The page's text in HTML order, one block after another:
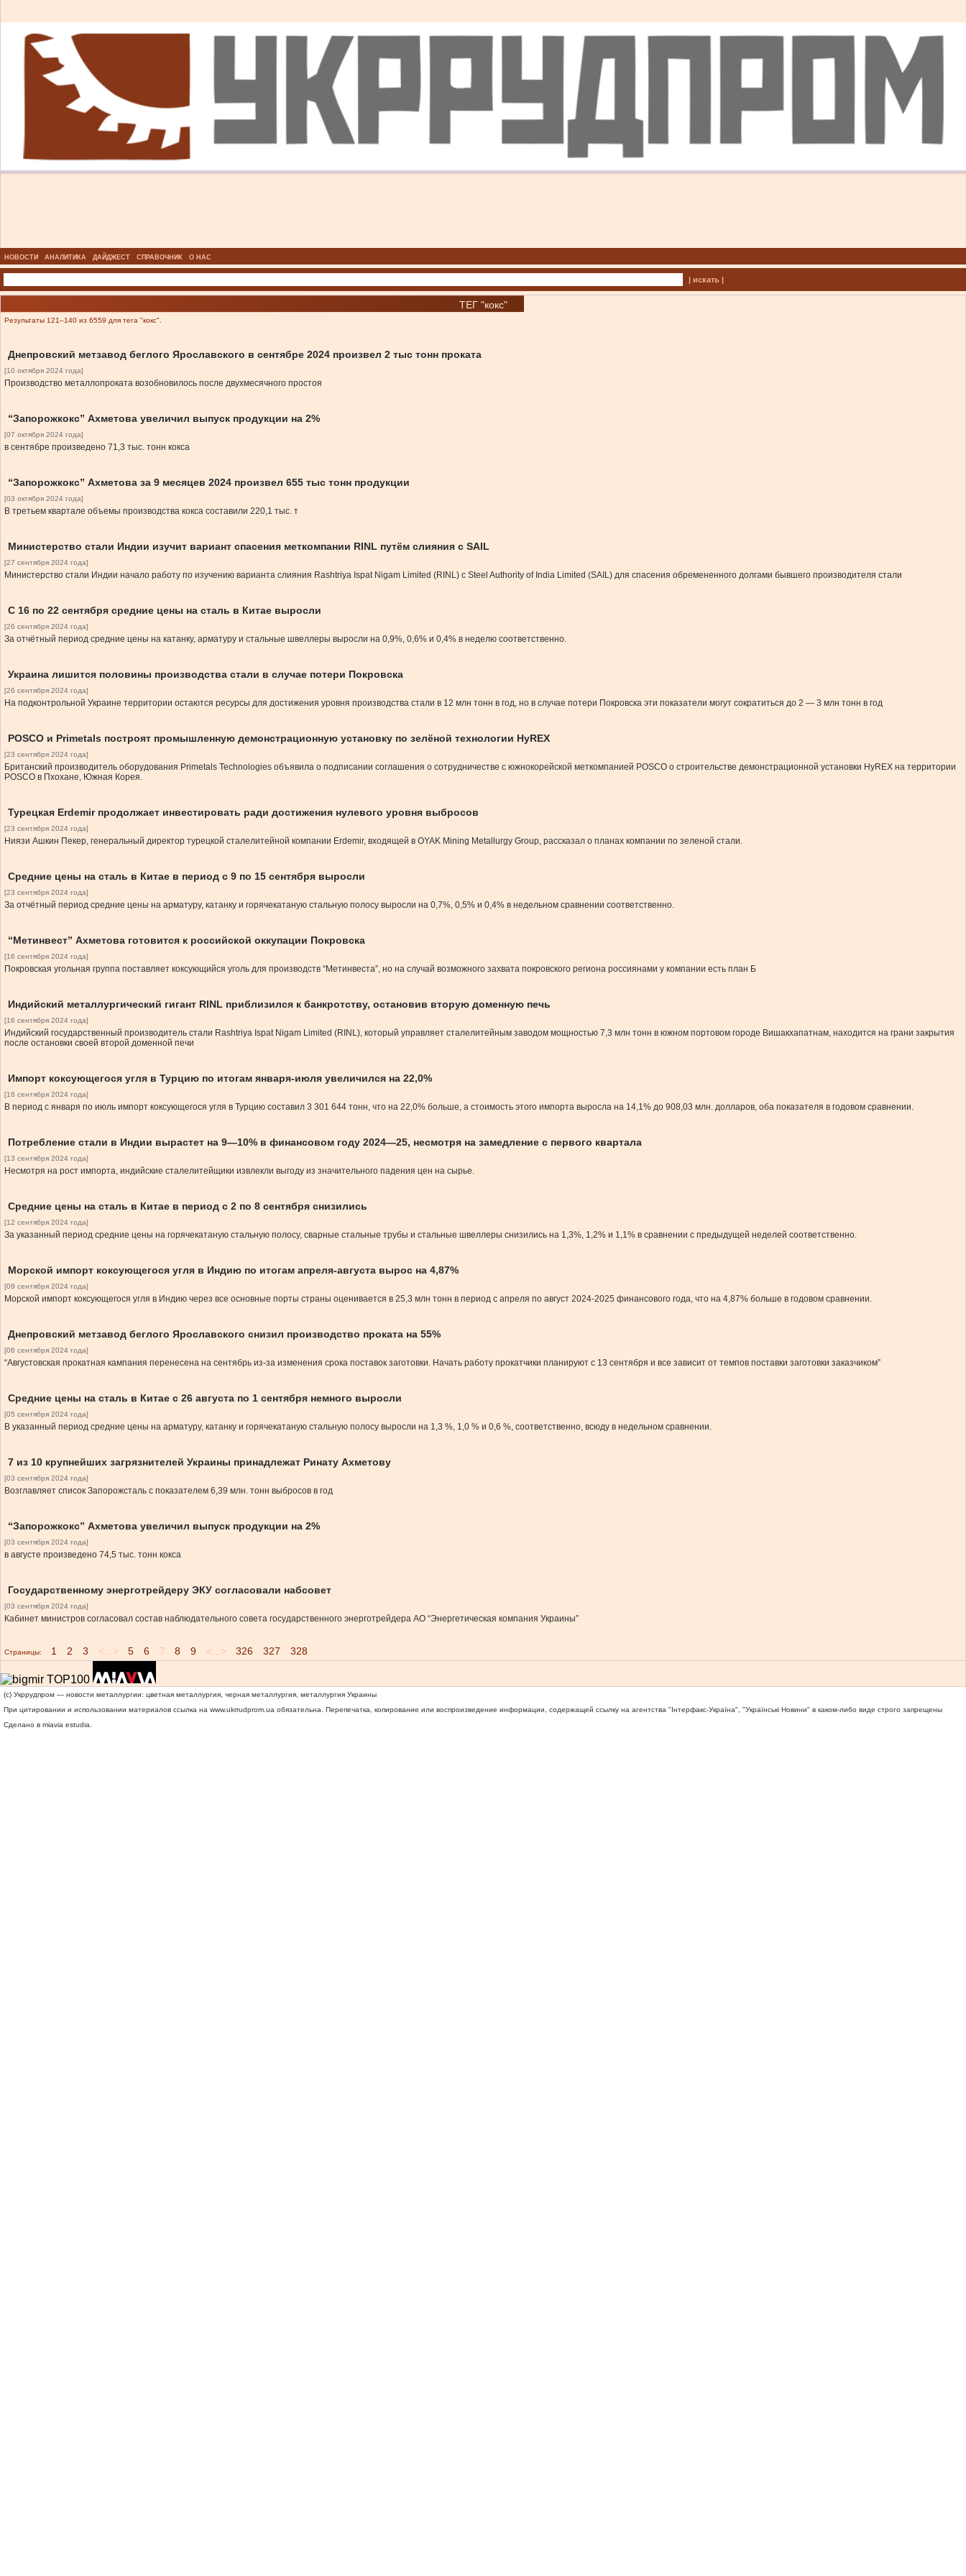
НОВОСТИ АНАЛИТИКА ДАЙДЖЕСТ СПРАВОЧНИК О НАС
| искать |
ТЕГ "кокс"
Результаты 121–140 из 6559 для тега "кокс".
Днепровский метзавод беглого Ярославского в сентябре 2024 произвел 2 тыс тонн проката
[10 октября 2024 года]
Производство металлопроката возобновилось после двухмесячного простоя
“Запорожкокс” Ахметова увеличил выпуск продукции на 2%
[07 октября 2024 года]
в сентябре произведено 71,3 тыс. тонн кокса
“Запорожкокс” Ахметова за 9 месяцев 2024 произвел 655 тыс тонн продукции
[03 октября 2024 года]
В третьем квартале объемы производства кокса составили 220,1 тыс. т
Министерство стали Индии изучит вариант спасения меткомпании RINL путём слияния с SAIL
[27 сентября 2024 года]
Министерство стали Индии начало работу по изучению варианта слияния Rashtriya Ispat Nigam Limited (RINL) с Steel Authority of India Limited (SAIL) для спасения обремененного долгами бывшего производителя стали
С 16 по 22 сентября средние цены на сталь в Китае выросли
[26 сентября 2024 года]
За отчётный период средние цены на катанку, арматуру и стальные швеллеры выросли на 0,9%, 0,6% и 0,4% в неделю соответственно.
Украина лишится половины производства стали в случае потери Покровска
[26 сентября 2024 года]
На подконтрольной Украине территории остаются ресурсы для достижения уровня производства стали в 12 млн тонн в год, но в случае потери Покровска эти показатели могут сократиться до 2 — 3 млн тонн в год
POSCO и Primetals построят промышленную демонстрационную установку по зелёной технологии HyREX
[23 сентября 2024 года]
Британский производитель оборудования Primetals Technologies объявила о подписании соглашения о сотрудничестве с южнокорейской меткомпанией POSCO о строительстве демонстрационной установки HyREX на территории
POSCO в Пхохане, Южная Корея.
Турецкая Erdemir продолжает инвестировать ради достижения нулевого уровня выбросов
[23 сентября 2024 года]
Ниязи Ашкин Пекер, генеральный директор турецкой сталелитейной компании Erdemir, входящей в OYAK Mining Metallurgy Group, рассказал о планах компании по зеленой стали.
Средние цены на сталь в Китае в период с 9 по 15 сентября выросли
[23 сентября 2024 года]
За отчётный период средние цены на арматуру, катанку и горячекатаную стальную полосу выросли на 0,7%, 0,5% и 0,4% в недельном сравнении соответственно.
“Метинвест” Ахметова готовится к российской оккупации Покровска
[16 сентября 2024 года]
Покровская угольная группа поставляет коксующийся уголь для производств “Метинвеста”, но на случай возможного захвата покровского региона россиянами у компании есть план Б
Индийский металлургический гигант RINL приблизился к банкротству, остановив вторую доменную печь
[16 сентября 2024 года]
Индийский государственный производитель стали Rashtriya Ispat Nigam Limited (RINL), который управляет сталелитейным заводом мощностью 7,3 млн тонн в южном портовом городе Вишакхапатнам, находится на грани закрытия
после остановки своей второй доменной печи
Импорт коксующегося угля в Турцию по итогам января-июля увеличился на 22,0%
[16 сентября 2024 года]
В период с января по июль импорт коксующегося угля в Турцию составил 3 301 644 тонн, что на 22,0% больше, а стоимость этого импорта выросла на 14,1% до 908,03 млн. долларов, оба показателя в годовом сравнении.
Потребление стали в Индии вырастет на 9—10% в финансовом году 2024—25, несмотря на замедление с первого квартала
[13 сентября 2024 года]
Несмотря на рост импорта, индийские сталелитейщики извлекли выгоду из значительного падения цен на сырье.
Средние цены на сталь в Китае в период с 2 по 8 сентября снизились
[12 сентября 2024 года]
За указанный период средние цены на горячекатаную стальную полосу, сварные стальные трубы и стальные швеллеры снизились на 1,3%, 1,2% и 1,1% в сравнении с предыдущей неделей соответственно.
Морской импорт коксующегося угля в Индию по итогам апреля-августа вырос на 4,87%
[09 сентября 2024 года]
Морской импорт коксующегося угля в Индию через все основные порты страны оценивается в 25,3 млн тонн в период с апреля по август 2024-2025 финансового года, что на 4,87% больше в годовом сравнении.
Днепровский метзавод беглого Ярославского снизил производство проката на 55%
[06 сентября 2024 года]
“Августовская прокатная кампания перенесена на сентябрь из-за изменения срока поставок заготовки. Начать работу прокатчики планируют с 13 сентября и все зависит от темпов поставки заготовки заказчиком”
Средние цены на сталь в Китае с 26 августа по 1 сентября немного выросли
[05 сентября 2024 года]
В указанный период средние цены на арматуру, катанку и горячекатаную стальную полосу выросли на 1,3 %, 1,0 % и 0,6 %, соответственно, всюду в недельном сравнении.
7 из 10 крупнейших загрязнителей Украины принадлежат Ринату Ахметову
[03 сентября 2024 года]
Возглавляет список Запорожсталь с показателем 6,39 млн. тонн выбросов в год
“Запорожкокс” Ахметова увеличил выпуск продукции на 2%
[03 сентября 2024 года]
в августе произведено 74,5 тыс. тонн кокса
Государственному энерготрейдеру ЭКУ согласовали набсовет
[03 сентября 2024 года]
Кабинет министров согласовал состав наблюдательного совета государственного энерготрейдера АО “Энергетическая компания Украины”
Страницы: 1 2 3 <...> 5 6 7 8 9 <...> 326 327 328
(c) Укррудпром — новости металлургии: цветная металлургия, черная металлургия, металлургия Украины
При цитировании и использовании материалов ссылка на www.ukrrudprom.ua обязательна. Перепечатка, копирование или воспроизведение информации, содержащей ссылку на агентства "Iнтерфакс-Україна", "Українськi Новини" в каком-либо виде строго запрещены
Сделано в miavia estudia.